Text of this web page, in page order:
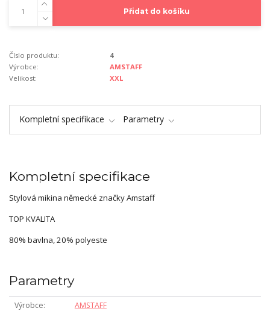
Přidat do košíku
Číslo produktu:
4
Výrobce:
AMSTAFF
Velikost:
XXL
Kompletní specifikace Parametry
Kompletní specifikace
Stylová mikina německé značky Amstaff
TOP KVALITA
80% bavlna, 20% polyeste
Parametry
Výrobce
AMSTAFF